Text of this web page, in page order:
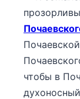
чтобы в